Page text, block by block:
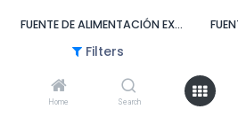
Filters
Home Search
FUENTE DE ALIMENTACIÓN EXTERIOR 12V 3A YKJ-A11
$8.00